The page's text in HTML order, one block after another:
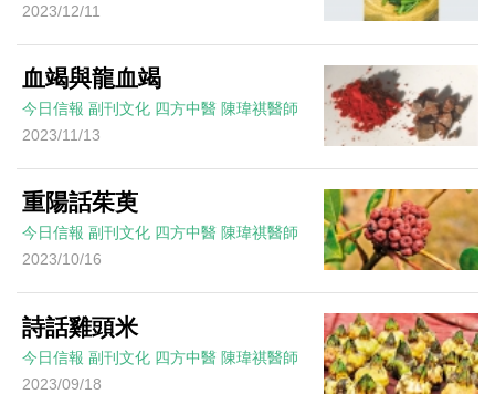
2023/12/11
血竭與龍血竭
今日信報 副刊文化 四方中醫 陳瑋祺醫師
2023/11/13
重陽話茱萸
今日信報 副刊文化 四方中醫 陳瑋祺醫師
2023/10/16
詩話雞頭米
今日信報 副刊文化 四方中醫 陳瑋祺醫師
2023/09/18